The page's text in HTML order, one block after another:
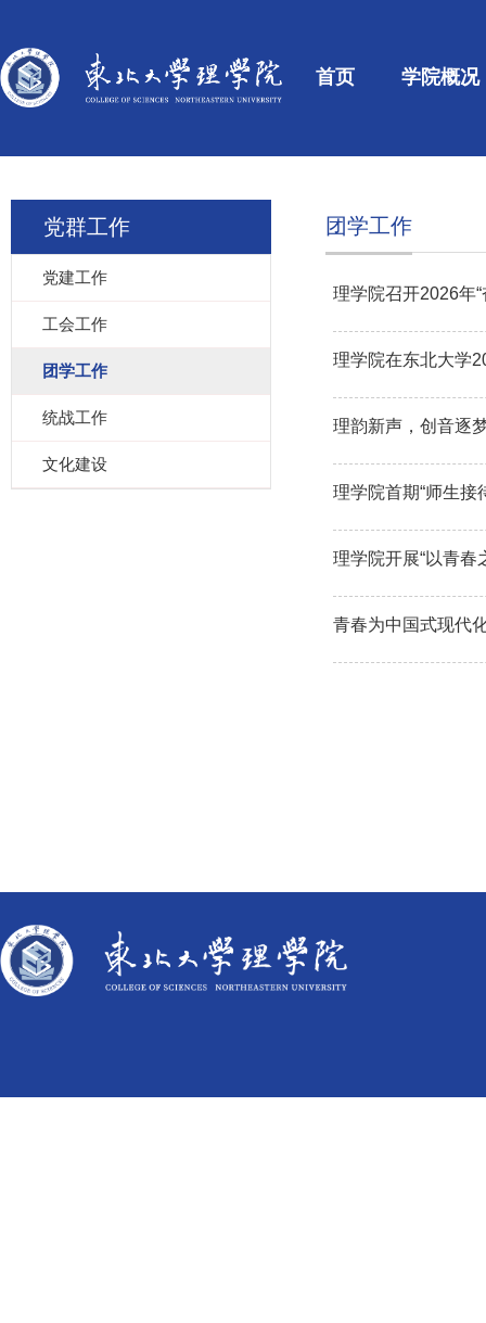
首页 学院概况
党群工作
党建工作
工会工作
团学工作
统战工作
文化建设
团学工作
理学院召开2026年
理学院在东北大学
理韵新声，创音逐
理学院首期“师生接
理学院开展“以青春
青春为中国式现代